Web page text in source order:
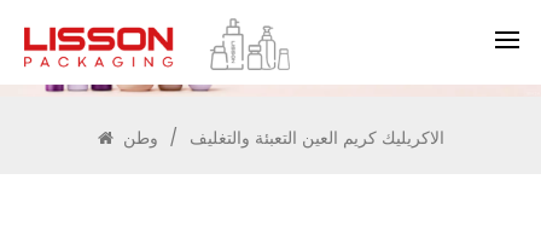
يبحث
/ الاكريليك كريم العين التعبئة والتغليف